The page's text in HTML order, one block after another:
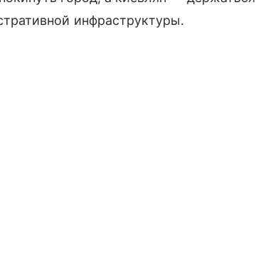
инфраструктуры.